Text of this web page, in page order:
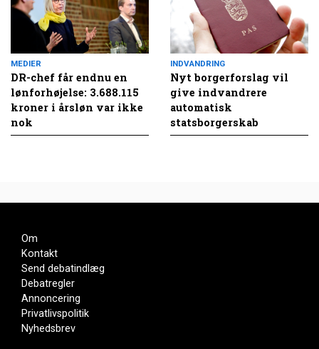
MEDIER
DR-chef får endnu en
lønforhøjelse: 3.688.115
kroner i årsløn var ikke
nok
INDVANDRING
Nyt borgerforslag vil
give indvandrere
automatisk
statsborgerskab
Om
Kontakt
Send debatindlæg
Debatregler
Annoncering
Privatlivspolitik
Nyhedsbrev